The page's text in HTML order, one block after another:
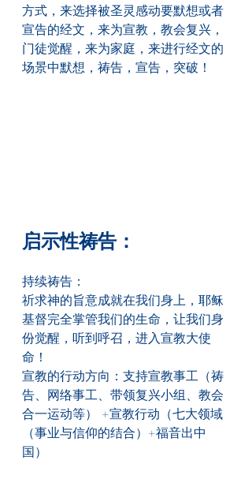
方式，来选择被圣灵感动要默想或者
宣告的经文，来为宣教，教会复兴，
门徒觉醒，来为家庭，来进行经文的
场景中默想，祷告，宣告，突破！
启示性祷告：
持续祷告：
祈求神的旨意成就在我们身上，耶稣
基督完全掌管我们的生命，让我们身
份觉醒，听到呼召，进入宣教大使
命！
宣教的行动方向：支持宣教事工（祷
告、网络事工、带领复兴小组、教会
合一运动等） +宣教行动（七大领域
（事业与信仰的结合）+福音出中
国）